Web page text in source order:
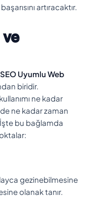
artıracaktır.
SEO Uyumlu Web
biridir.
ne kadar
ne kadar zaman
İşte bu bağlamda
gezinebilmesine
olanak tanır.